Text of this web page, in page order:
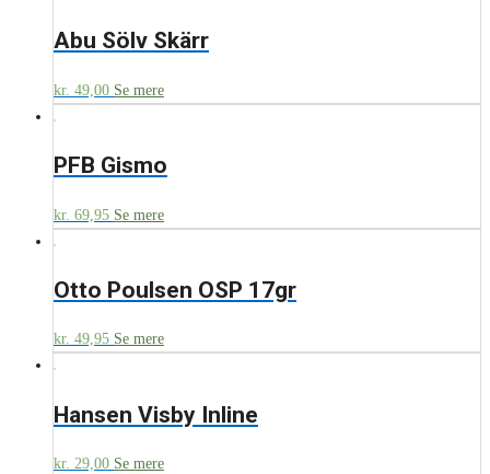
Abu Sölv Skärr
kr. 49,00 Se mere
PFB Gismo
kr. 69,95 Se mere
Otto Poulsen OSP 17gr
kr. 49,95 Se mere
Hansen Visby Inline
kr. 29,00 Se mere